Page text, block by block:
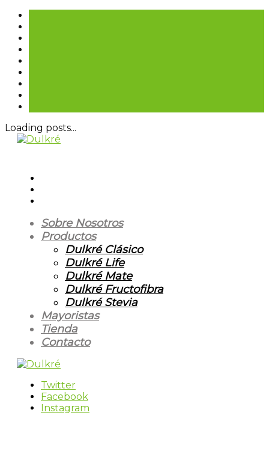
Loading posts...
Sobre Nosotros
Productos
Dulkré Clásico
Dulkré Life
Dulkré Mate
Dulkré Fructofibra
Dulkré Stevia
Mayoristas
Tienda
Contacto
Twitter
Facebook
Instagram